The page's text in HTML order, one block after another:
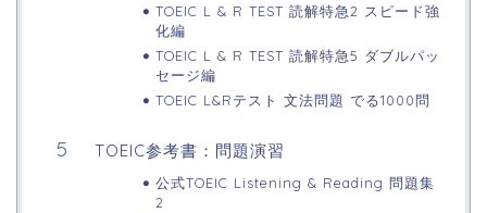
TOEIC L & R TEST 読解特急2 スピード強
化編
TOEIC L & R TEST 読解特急5 ダブルパッ
セージ編
TOEIC L&Rテスト 文法問題 でる1000問
TOEIC参考書：問題演習
公式TOEIC Listening & Reading 問題集
2